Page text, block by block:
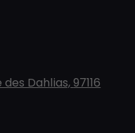
Dahlias,97116